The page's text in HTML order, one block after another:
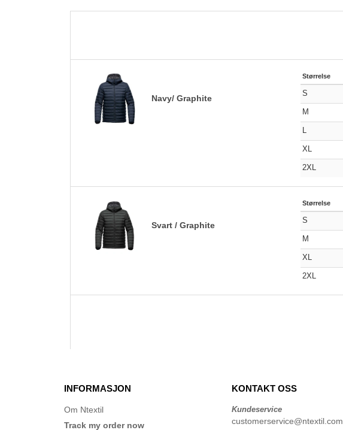
Navy/ Graphite
Størrelse
S
M
XL
2XL
Svart / Graphite
Størrelse
S
M
XL
2XL
INFORMASJON
Om Ntextil
Track my order now
KONTAKT OSS
Kundeservice
customerservice@ntextil.com